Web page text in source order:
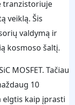
tranzistoriuje
veiklą. Šis
valdymą ir
kosmoso šaltį.
MOSFET. Tačiau
10
kaip įprasti